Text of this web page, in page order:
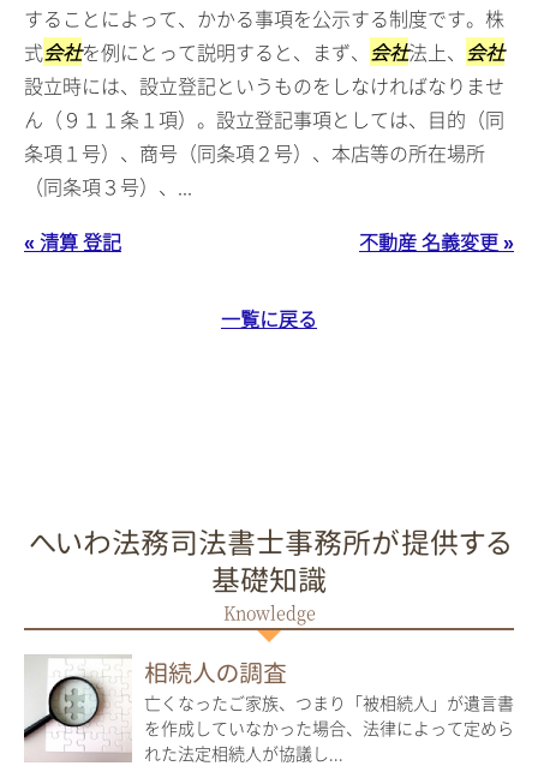
することによって、かかる事項を公示する制度です。株
式会社を例にとって説明すると、まず、 会社法上、 会社
設立時には、設立登記というものをしなければなりませ
ん（９１１条１項）。設立登記事項としては、目的（同
条項１号）、商号（同条項２号）、本店等の所在場所
（同条項３号）、...
« 清算 登記
不動産 名義変更 »
一覧に戻る
へいわ法務司法書士事務所が提供する
基礎知識
相続人の調査
亡くなったご家族、つまり「被相続人」が遺言書
を作成していなかった場合、法律によって定めら
れた法定相続人が協議し...